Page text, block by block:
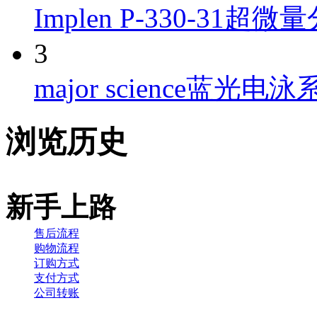
Implen P-330-31超微量
3
major science蓝光电泳
浏览历史
新手上路
售后流程
购物流程
订购方式
支付方式
公司转账